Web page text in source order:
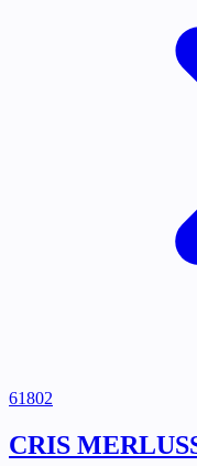
61802
CRIS